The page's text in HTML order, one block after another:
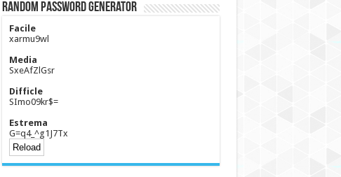
Random Password Generator
Facile
xarmu9wl
Media
SxeAfZlGsr
Difficle
SImo09kr$=
Estrema
G=q4_^g1J7Tx